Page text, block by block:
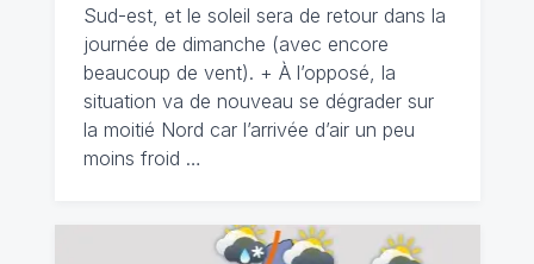
Sud-est, et le soleil sera de retour dans la
journée de dimanche (avec encore
beaucoup de vent). + À l’opposé, la
situation va de nouveau se dégrader sur
la moitié Nord car l’arrivée d’air un peu
moins froid …